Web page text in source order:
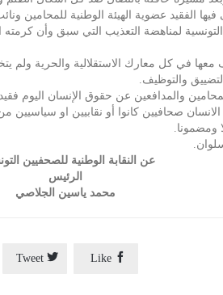
الفقيد عضوية الهيئة الوطنية للمحامين
لمناهضة التعذيب التي سبق وأن كرمته
وقف معها في كل معارك الاستقلالية
والتوظيف.
والمدافعين عن حقوق الإنسان
صحافيين كانوا أو نقابيين او
ومضمونا.
عن النقابة الوطنية للصحفيين
الرئيس
محمد ياسين الجلاصي

Like

Tweet